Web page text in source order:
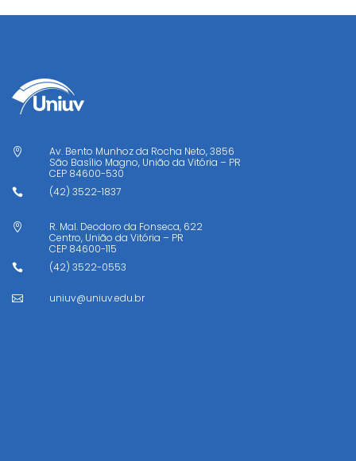

Av. Bento Munhoz da Rocha Neto, 3856
São Basílio Magno, União da Vitória – PR
CEP 84600-530
 (42) 3522-1837

R. Mal. Deodoro da Fonseca, 622
Centro, União da Vitória – PR
CEP 84600-115
 (42) 3522-0553
 uniuv@uniuv.edu.br